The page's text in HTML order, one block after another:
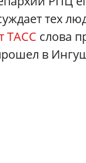
тех
ТАСС слова
в